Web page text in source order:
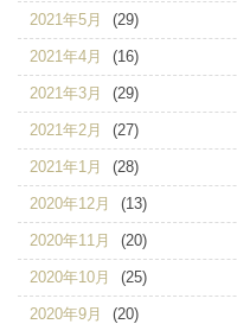
2021年5月 (29)
2021年4月 (16)
2021年3月 (29)
2021年2月 (27)
2021年1月 (28)
2020年12月 (13)
2020年11月 (20)
2020年10月 (25)
2020年9月 (20)